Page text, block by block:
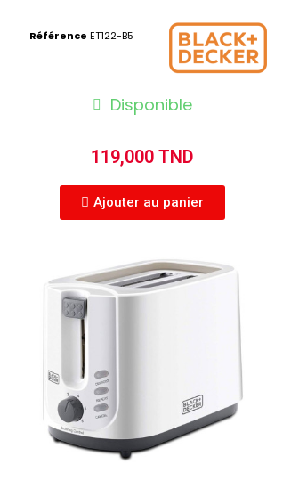
Référence ET122-B5
Disponible
119,000 TND
Ajouter au panier